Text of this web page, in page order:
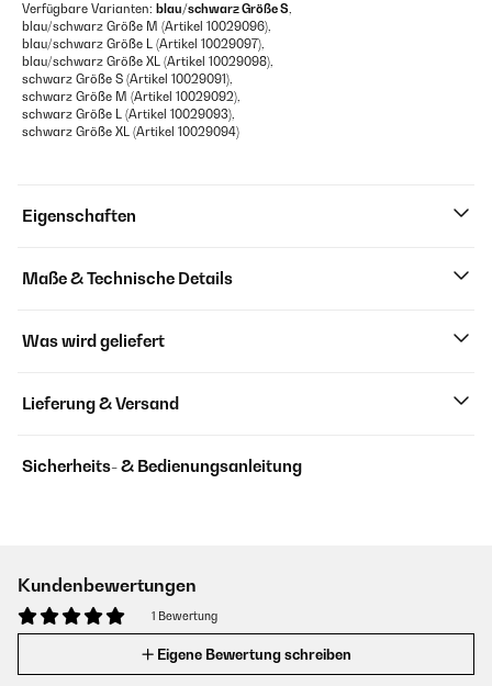
Verfügbare Varianten: blau/schwarz Größe S,
blau/schwarz Größe M (Artikel 10029096),
blau/schwarz Größe L (Artikel 10029097),
blau/schwarz Größe XL (Artikel 10029098),
schwarz Größe S (Artikel 10029091),
schwarz Größe M (Artikel 10029092),
schwarz Größe L (Artikel 10029093),
schwarz Größe XL (Artikel 10029094)
Eigenschaften
Maße & Technische Details
Was wird geliefert
Lieferung & Versand
Sicherheits- & Bedienungsanleitung
Kundenbewertungen
1 Bewertung
Eigene Bewertung schreiben